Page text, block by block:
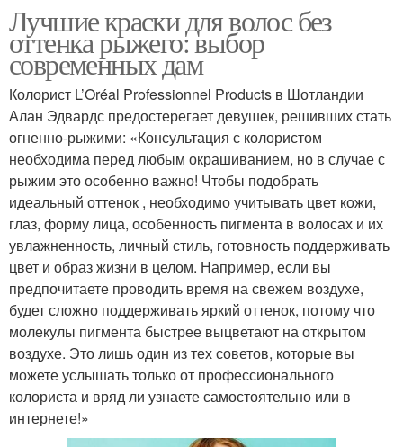
Лучшие краски для волос без
оттенка рыжего: выбор
современных дам
Колорист L’Oréal Professionnel Products в Шотландии
Алан Эдвардс предостерегает девушек, решивших стать
огненно-рыжими: «Консультация с колористом
необходима перед любым окрашиванием, но в случае с
рыжим это особенно важно! Чтобы подобрать
идеальный оттенок , необходимо учитывать цвет кожи,
глаз, форму лица, особенность пигмента в волосах и их
увлажненность, личный стиль, готовность поддерживать
цвет и образ жизни в целом. Например, если вы
предпочитаете проводить время на свежем воздухе,
будет сложно поддерживать яркий оттенок, потому что
молекулы пигмента быстрее выцветают на открытом
воздухе. Это лишь один из тех советов, которые вы
можете услышать только от профессионального
колориста и вряд ли узнаете самостоятельно или в
интернете!»